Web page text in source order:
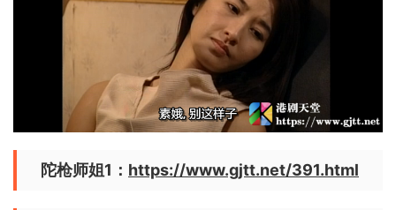
陀枪师姐1： https://www.gjtt.net/391.html